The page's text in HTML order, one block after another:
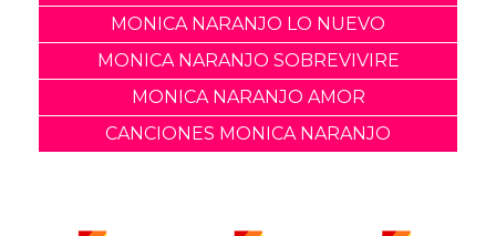
MONICA NARANJO LO NUEVO
MONICA NARANJO SOBREVIVIRE
MONICA NARANJO AMOR
CANCIONES MONICA NARANJO